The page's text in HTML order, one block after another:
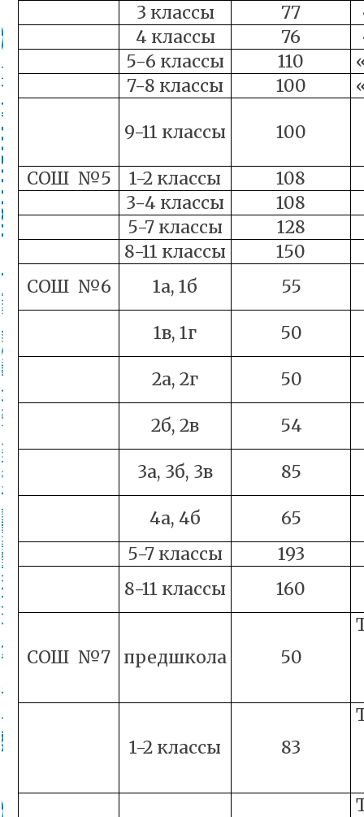
3 классы
77
4 классы
76
5-6 классы
110
7-8 классы
100
9-11 классы 100
СОШ №5 1-2 классы
108
3-4 классы
108
5-7 классы
128
8-11 классы
150
СОШ №6
1а, 1б 55
1в, 1г 50
2а, 2г 50
2б, 2в 54
3а, 3б, 3в 85
4а, 4б
65
5-7 классы
193
8-11 классы
160
СОШ №7 предшкола 50
1-2 классы 83